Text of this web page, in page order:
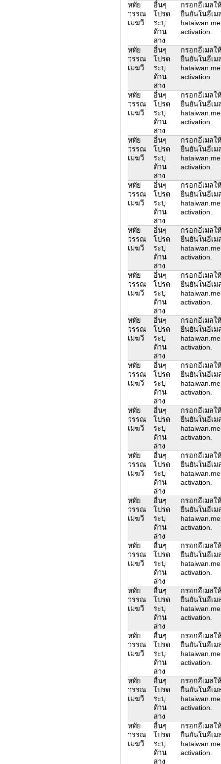
หทัย
วรรณ
เมฆวี
อื่นๆ
โปรด
ระบุ
ด้าน
ล่าง
กรอกอีเมลใ
ยืนยันในอีเม
activation.
หทัย
วรรณ
เมฆวี
อื่นๆ
โปรด
ระบุ
ด้าน
ล่าง
กรอกอีเมลใ
ยืนยันในอีเม
activation.
หทัย
วรรณ
เมฆวี
อื่นๆ
โปรด
ระบุ
ด้าน
ล่าง
กรอกอีเมลใ
ยืนยันในอีเม
activation.
หทัย
วรรณ
เมฆวี
อื่นๆ
โปรด
ระบุ
ด้าน
ล่าง
กรอกอีเมลใ
ยืนยันในอีเม
activation.
หทัย
วรรณ
เมฆวี
อื่นๆ
โปรด
ระบุ
ด้าน
ล่าง
กรอกอีเมลใ
ยืนยันในอีเม
activation.
หทัย
วรรณ
เมฆวี
อื่นๆ
โปรด
ระบุ
ด้าน
ล่าง
กรอกอีเมลใ
ยืนยันในอีเม
activation.
หทัย
วรรณ
เมฆวี
อื่นๆ
โปรด
ระบุ
ด้าน
ล่าง
กรอกอีเมลใ
ยืนยันในอีเม
activation.
หทัย
วรรณ
เมฆวี
อื่นๆ
โปรด
ระบุ
ด้าน
ล่าง
กรอกอีเมลใ
ยืนยันในอีเม
activation.
หทัย
วรรณ
เมฆวี
อื่นๆ
โปรด
ระบุ
ด้าน
ล่าง
กรอกอีเมลใ
ยืนยันในอีเม
activation.
หทัย
วรรณ
เมฆวี
อื่นๆ
โปรด
ระบุ
ด้าน
ล่าง
กรอกอีเมลใ
ยืนยันในอีเม
activation.
หทัย
วรรณ
เมฆวี
อื่นๆ
โปรด
ระบุ
ด้าน
ล่าง
กรอกอีเมลใ
ยืนยันในอีเม
activation.
หทัย
วรรณ
เมฆวี
อื่นๆ
โปรด
ระบุ
ด้าน
ล่าง
กรอกอีเมลใ
ยืนยันในอีเม
activation.
หทัย
วรรณ
เมฆวี
อื่นๆ
โปรด
ระบุ
ด้าน
ล่าง
กรอกอีเมลใ
ยืนยันในอีเม
activation.
หทัย
วรรณ
เมฆวี
อื่นๆ
โปรด
ระบุ
ด้าน
ล่าง
กรอกอีเมลใ
ยืนยันในอีเม
activation.
หทัย
วรรณ
เมฆวี
อื่นๆ
โปรด
ระบุ
ด้าน
ล่าง
กรอกอีเมลใ
ยืนยันในอีเม
activation.
หทัย
วรรณ
เมฆวี
อื่นๆ
โปรด
ระบุ
ด้าน
ล่าง
กรอกอีเมลใ
ยืนยันในอีเม
activation.
หทัย
วรรณ
เมฆวี
อื่นๆ
โปรด
ระบุ
ด้าน
ล่าง
กรอกอีเมลใ
ยืนยันในอีเม
activation.